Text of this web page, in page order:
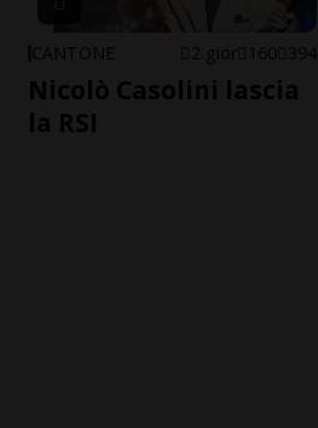
CANTONE 2 gior 160 394
Nicolò Casolini lascia
la RSI